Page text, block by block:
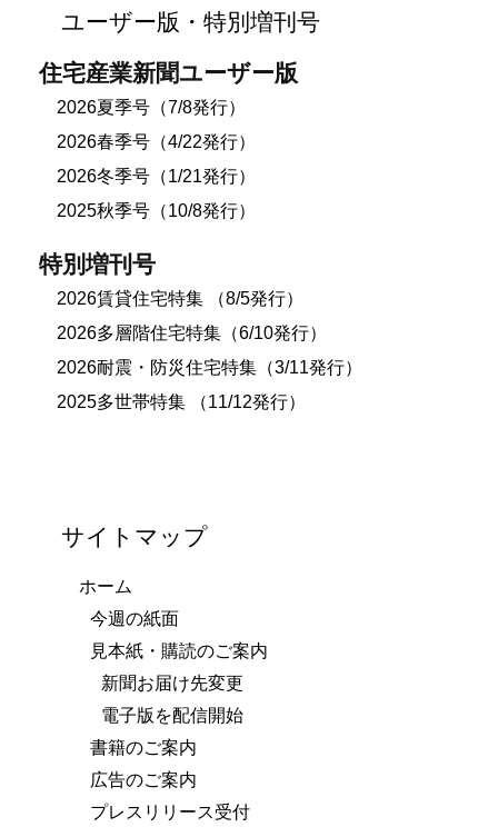
ユーザー版・特別増刊号
住宅産業新聞ユーザー版
2026夏季号（7/8発行）
2026春季号（4/22発行）
2026冬季号（1/21発行）
2025秋季号（10/8発行）
特別増刊号
2026賃貸住宅特集 （8/5発行）
2026多層階住宅特集（6/10発行）
2026耐震・防災住宅特集（3/11発行）
2025多世帯特集 （11/12発行）
サイトマップ
ホーム
今週の紙面
見本紙・購読のご案内
新聞お届け先変更
電子版を配信開始
書籍のご案内
広告のご案内
プレスリリース受付